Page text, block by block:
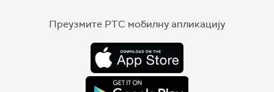
Преузмите РТС мобилну апликацију